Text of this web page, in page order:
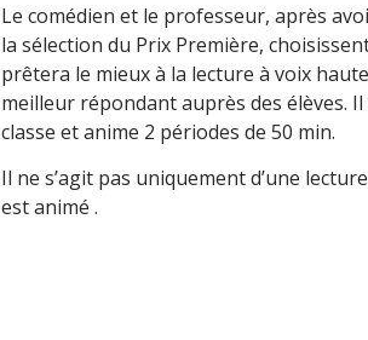
Le comédien et le professeur, après
la sélection du Prix Première,
prêtera le mieux à la lecture à voix
meilleur répondant auprès des élèves.
classe et anime 2 périodes de 50 min.
Il ne s’agit pas uniquement d’une
est animé .